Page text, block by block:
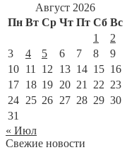
Август 2026
Пн Вт Ср Чт Пт Сб Вс
1
2
3
4 5 6 7 8
9
10 11 12 13 14 15 16
17 18 19 20 21 22 23
24 25 26 27 28 29 30
31
« Июл
Свежие новости